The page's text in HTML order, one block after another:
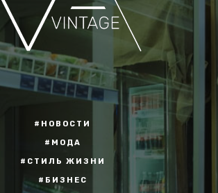
#НОВОСТИ
#МОДА
#СТИЛЬ ЖИЗНИ
#БИЗНЕС